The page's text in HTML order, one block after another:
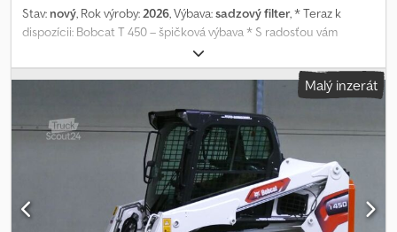
Stav: nový, Rok výroby:2026, Výbava:sadzový filter, * Teraz k
dispozícii: Bobcat T 450 – špičková výbava * S radosťou vám
ponúkame model Bobcat T 450 „EDITION“ s veľmi kvalitnou
špeciálnou výbavou. * Stav: nové zariadenie * Dostupnosť: ihneď
zo skladu – prečo si vybrať Zirndorfer-Maschinenpark? * Oficiálny
autorizovaný predajca pre značky Bobcat a Montabert * Rodinná
firma s viac ako 45-ročnými skúsenosťami * Vlastná špecializovaná
servisná dielňa pre overenú kvalitu * Široký výber nových a
použitých strojov Financovanie, leasing alebo lízing s možnosťou
kúpy? Žiadny problém – prostredníctvom našich partnerských
bánk nájdeme pre vás vhodné riešenie. Chedpfozp Ttgsx Adqja
Máte záujem o výmenu použitého stroja? Radi vám váš stroj
Malý inzerát